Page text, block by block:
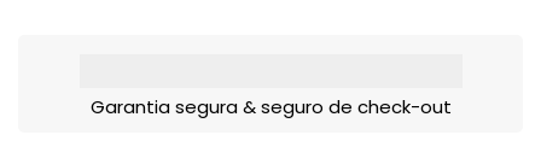
Garantia segura & seguro de check-out